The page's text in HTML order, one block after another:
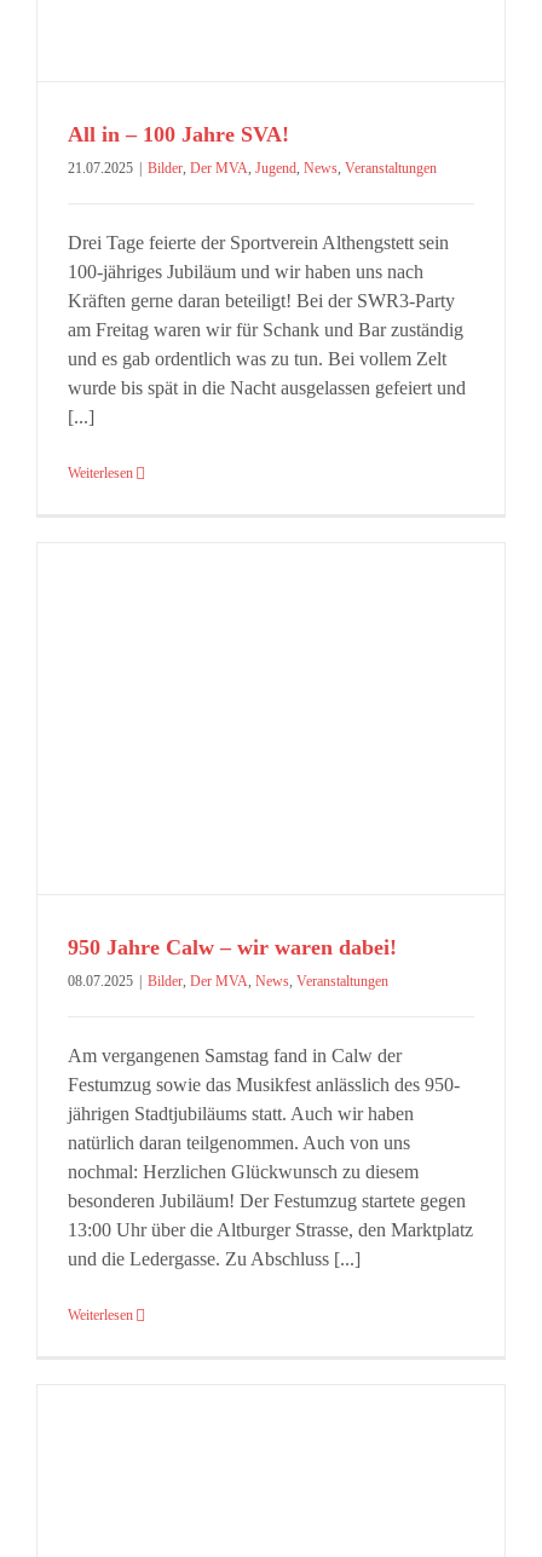
All in – 100 Jahre SVA!
21.07.2025 Bilder, Der MVA, Jugend, News, Veranstaltungen
Drei Tage feierte der Sportverein Althengstett sein
100-jähriges Jubiläum und wir haben uns nach
Kräften gerne daran beteiligt! Bei der SWR3-Party
am Freitag waren wir für Schank und Bar zuständig
und es gab ordentlich was zu tun. Bei vollem Zelt
wurde bis spät in die Nacht ausgelassen gefeiert und
[...]
Weiterlesen
950 Jahre Calw – wir waren dabei!
08.07.2025 | Bilder Der MVA News Veranstaltungen
Am vergangenen Samstag fand in Calw der
Festumzug sowie das Musikfest anlässlich des 950-
jährigen Stadtjubiläums statt. Auch wir haben
natürlich daran teilgenommen. Auch von uns
nochmal: Herzlichen Glückwunsch zu diesem
besonderen Jubiläum! Der Festumzug startete gegen
13:00 Uhr über die Altburger Strasse, den Marktplatz
und die Ledergasse. Zu Abschluss [...]
Weiterlesen